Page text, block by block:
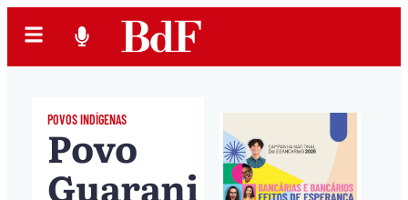
POVOS INDÍGENAS
Povo
Guarani